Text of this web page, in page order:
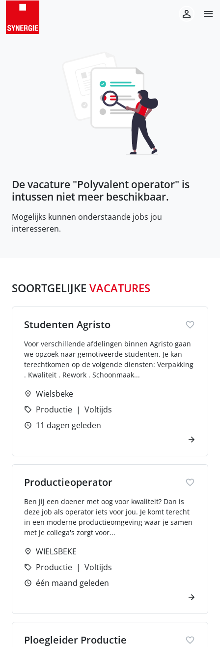
De vacature "Polyvalent operator" is
intussen niet meer beschikbaar.
Mogelijks kunnen onderstaande jobs jou
interesseren.
SOORTGELIJKE VACATURES
Studenten Agristo
Voor verschillende afdelingen binnen Agristo gaan
we opzoek naar gemotiveerde studenten. Je kan
terechtkomen op de volgende diensten: Verpakking
. Kwaliteit . Rework . Schoonmaak...
Wielsbeke
Productie
Voltijds
11 dagen geleden
Productieoperator
Ben jij een doener met oog voor kwaliteit? Dan is
deze job als operator iets voor jou. Je komt terecht
in een moderne productieomgeving waar je samen
met je collega's zorgt voor...
WIELSBEKE
Productie
Voltijds
één maand geleden
Ploegleider Productie